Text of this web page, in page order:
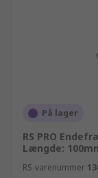
På lager
RS PRO
Længde:
RS-varenummer